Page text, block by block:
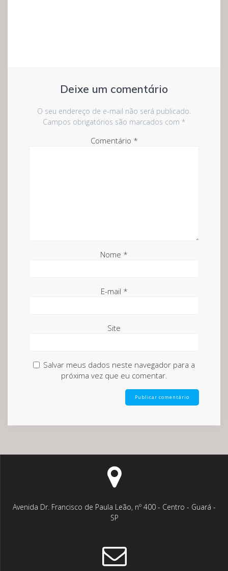
Deixe um comentário
O seu endereço de e-mail não será publicado.
Campos obrigatórios são marcados com *
Comentário *
Nome *
E-mail *
Site
Salvar meus dados neste navegador para a
próxima vez que eu comentar.
Avenida Dr. Francisco de Paula Leão, nº 400 - Centro - Guará -
SP